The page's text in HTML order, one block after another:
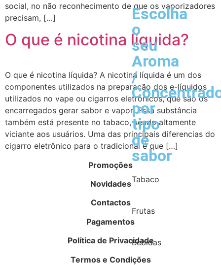
Escolha
o
seu
Aroma
/
por
tipo
de
sabor
Tabaco
Frutas
Bebidas
social, no não reconhecimento de que os vaporizadores
precisam, […]
O que é nicotina líquida?
O que é nicotina líquida? A nicotina líquida é um dos
componentes utilizados na preparação dos e-líquidos
utilizados no vape ou cigarros eletrónicos, que são os
encarregados gerar sabor e vapor. Essa substância
também está presente no tabaco, sendo altamente
viciante aos usuários. Uma das principais diferencias do
cigarro eletrônico para o tradicional é que […]
Promoções
Novidades
Contactos
Pagamentos
Política de Privacidade
Termos e Condições